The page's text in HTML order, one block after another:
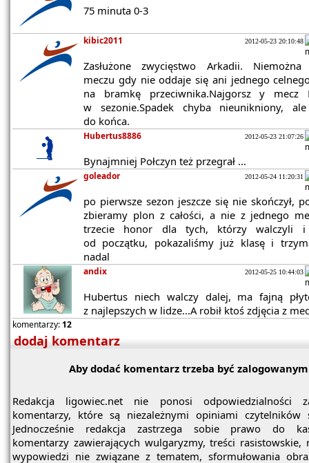
75 minuta 0-3
kibic2011 2012-05-23 20:10:48
Zasłużone zwycięstwo Arkadii. Niemożna
meczu gdy nie oddaje się ani jednego
na bramkę przeciwnika.Najgorsz y mecz
w sezonie.Spadek chyba nieunikniony,
do końca.
Hubertus8886 2012-05-23 21:07:26
Bynajmniej Połczyn też przegrał ...
goleador 2012-05-24 11:20:31
po pierwsze sezon jeszcze się nie skończył,
zbieramy plon z całości, a nie z jednego
trzecie honor dla tych, którzy walczyli i
od początku, pokazaliśmy już klasę i
nadal
andix 2012-05-25 10:44:03
Hubertus niech walczy dalej, ma fajną
z najlepszych w lidze...A robił ktoś zdjęcia z
komentarzy:12
dodaj komentarz
Aby dodać komentarz trzeba być
Redakcja ligowiec.net nie ponosi odpowiedzialności
komentarzy, które są niezależnymi opiniami czytelników
Jednocześnie redakcja zastrzega sobie prawo do
komentarzy zawierających wulgaryzmy, treści rasistowskie,
wypowiedzi nie związane z tematem, sformułowania